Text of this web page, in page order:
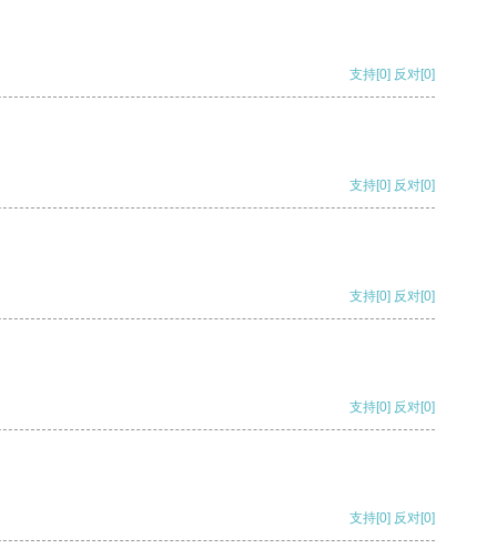
支持[0] 反对[0]
支持[0] 反对[0]
支持[0] 反对[0]
支持[0] 反对[0]
支持[0] 反对[0]